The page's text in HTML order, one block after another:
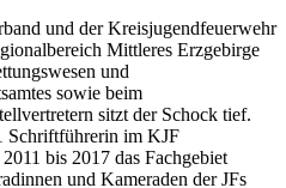
und der Kreisjugendfeuerwehr
Mittleres Erzgebirge
und
sowie beim
sitzt der Schock tief.
Schriftführerin im KJF
bis 2017 das Fachgebiet
und Kameraden der JFs